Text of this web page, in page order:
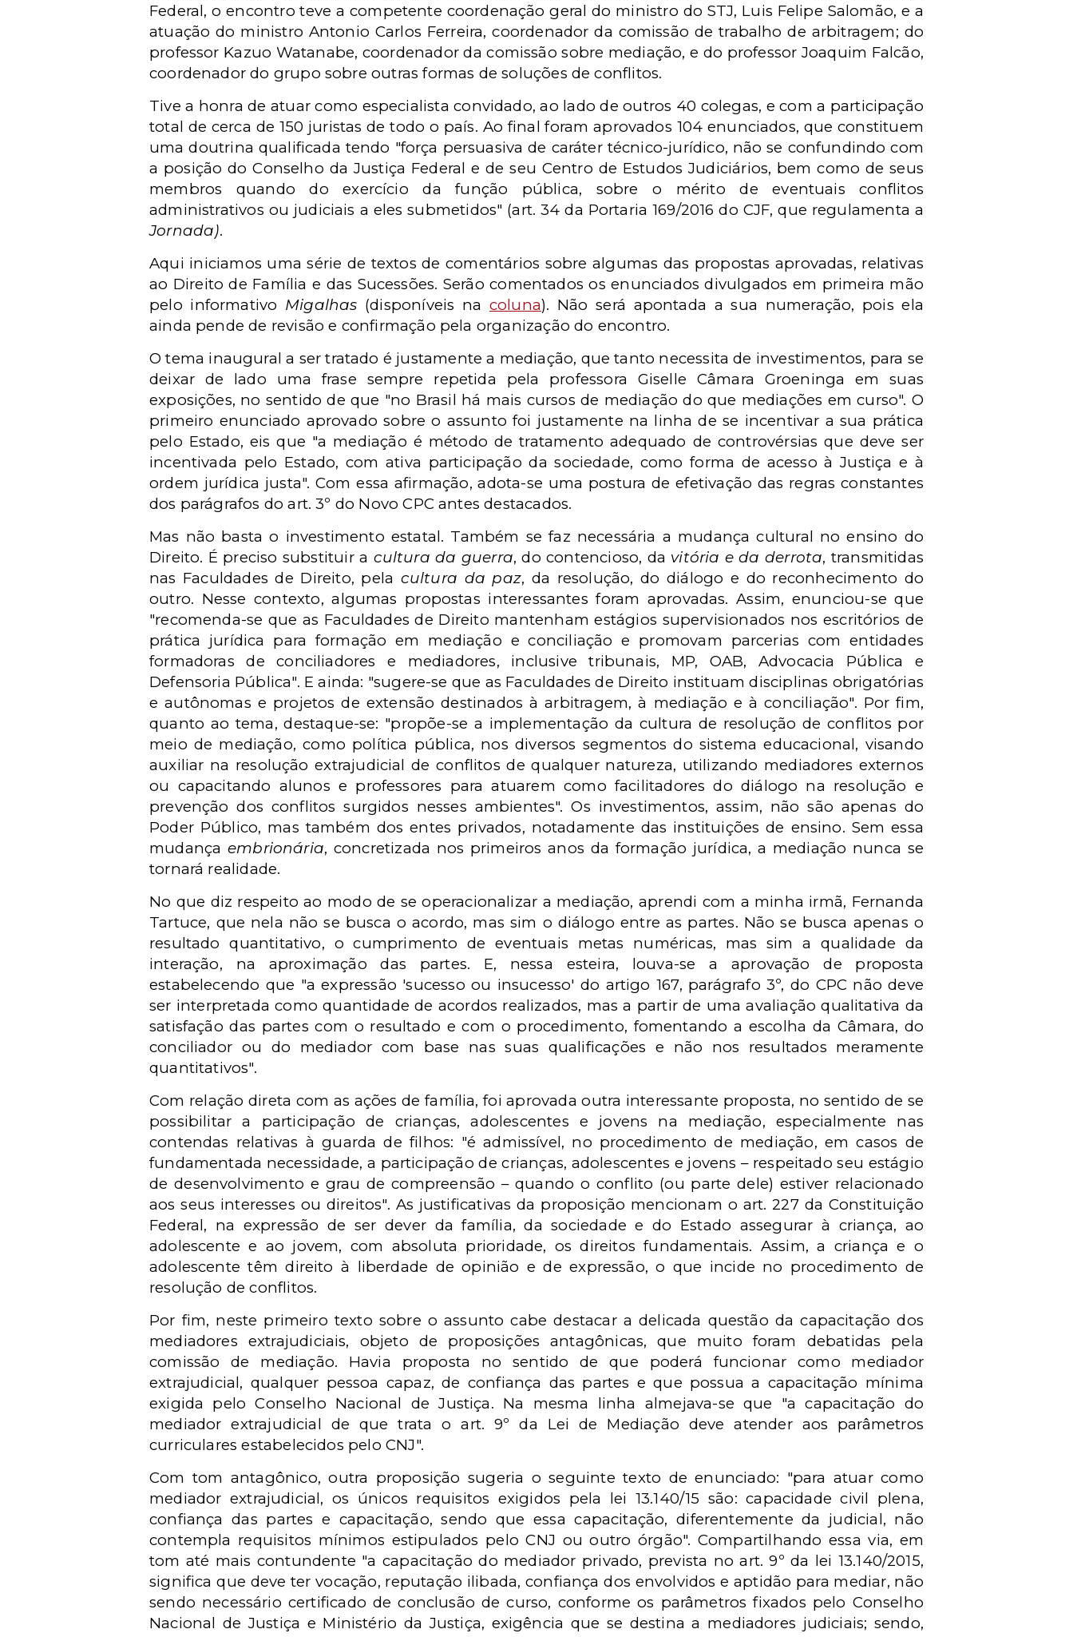
Federal, o encontro teve a competente coordenação geral do ministro do STJ, Luis Felipe Salomão, e a
atuação do ministro Antonio Carlos Ferreira, coordenador da comissão de trabalho de arbitragem; do
professor Kazuo Watanabe, coordenador da comissão sobre mediação, e do professor Joaquim Falcão,
coordenador do grupo sobre outras formas de soluções de conflitos.
Tive a honra de atuar como especialista convidado, ao lado de outros 40 colegas, e com a participação
total de cerca de 150 juristas de todo o país. Ao final foram aprovados 104 enunciados, que constituem
uma doutrina qualificada tendo "força persuasiva de caráter técnico-jurídico, não se confundindo com
a posição do Conselho da Justiça Federal e de seu Centro de Estudos Judiciários, bem como de seus
membros quando do exercício da função pública, sobre o mérito de eventuais conflitos
administrativos ou judiciais a eles submetidos" (art. 34 da Portaria 169/2016 do CJF, que regulamenta a
Jornada).
Aqui iniciamos uma série de textos de comentários sobre algumas das propostas aprovadas, relativas
ao Direito de Família e das Sucessões. Serão comentados os enunciados divulgados em primeira mão
pelo informativo Migalhas (disponíveis na coluna). Não será apontada a sua numeração, pois ela
ainda pende de revisão e confirmação pela organização do encontro.
O tema inaugural a ser tratado é justamente a mediação, que tanto necessita de investimentos, para se
deixar de lado uma frase sempre repetida pela professora Giselle Câmara Groeninga em suas
exposições, no sentido de que "no Brasil há mais cursos de mediação do que mediações em curso". O
primeiro enunciado aprovado sobre o assunto foi justamente na linha de se incentivar a sua prática
pelo Estado, eis que "a mediação é método de tratamento adequado de controvérsias que deve ser
incentivada pelo Estado, com ativa participação da sociedade, como forma de acesso à Justiça e à
ordem jurídica justa". Com essa afirmação, adota-se uma postura de efetivação das regras constantes
dos parágrafos do art. 3º do Novo CPC antes destacados.
Mas não basta o investimento estatal. Também se faz necessária a mudança cultural no ensino do
Direito. É preciso substituir a cultura da guerra, do contencioso, da vitória e da derrota, transmitidas
nas Faculdades de Direito, pela cultura da paz, da resolução, do diálogo e do reconhecimento do
outro. Nesse contexto, algumas propostas interessantes foram aprovadas. Assim, enunciou-se que
"recomenda-se que as Faculdades de Direito mantenham estágios supervisionados nos escritórios de
prática jurídica para formação em mediação e conciliação e promovam parcerias com entidades
formadoras de conciliadores e mediadores, inclusive tribunais, MP, OAB, Advocacia Pública e
Defensoria Pública". E ainda: "sugere-se que as Faculdades de Direito instituam disciplinas obrigatórias
e autônomas e projetos de extensão destinados à arbitragem, à mediação e à conciliação". Por fim,
quanto ao tema, destaque-se: "propõe-se a implementação da cultura de resolução de conflitos por
meio de mediação, como política pública, nos diversos segmentos do sistema educacional, visando
auxiliar na resolução extrajudicial de conflitos de qualquer natureza, utilizando mediadores externos
ou capacitando alunos e professores para atuarem como facilitadores do diálogo na resolução e
prevenção dos conflitos surgidos nesses ambientes". Os investimentos, assim, não são apenas do
Poder Público, mas também dos entes privados, notadamente das instituições de ensino. Sem essa
mudança embrionária, concretizada nos primeiros anos da formação jurídica, a mediação nunca se
tornará realidade.
No que diz respeito ao modo de se operacionalizar a mediação, aprendi com a minha irmã, Fernanda
Tartuce, que nela não se busca o acordo, mas sim o diálogo entre as partes. Não se busca apenas o
resultado quantitativo, o cumprimento de eventuais metas numéricas, mas sim a qualidade da
interação, na aproximação das partes. E, nessa esteira, louva-se a aprovação de proposta
estabelecendo que "a expressão 'sucesso ou insucesso' do artigo 167, parágrafo 3º, do CPC não deve
ser interpretada como quantidade de acordos realizados, mas a partir de uma avaliação qualitativa da
satisfação das partes com o resultado e com o procedimento, fomentando a escolha da Câmara, do
conciliador ou do mediador com base nas suas qualificações e não nos resultados meramente
quantitativos".
Com relação direta com as ações de família, foi aprovada outra interessante proposta, no sentido de se
possibilitar a participação de crianças, adolescentes e jovens na mediação, especialmente nas
contendas relativas à guarda de filhos: "é admissível, no procedimento de mediação, em casos de
fundamentada necessidade, a participação de crianças, adolescentes e jovens – respeitado seu estágio
de desenvolvimento e grau de compreensão – quando o conflito (ou parte dele) estiver relacionado
aos seus interesses ou direitos". As justificativas da proposição mencionam o art. 227 da Constituição
Federal, na expressão de ser dever da família, da sociedade e do Estado assegurar à criança, ao
adolescente e ao jovem, com absoluta prioridade, os direitos fundamentais. Assim, a criança e o
adolescente têm direito à liberdade de opinião e de expressão, o que incide no procedimento de
resolução de conflitos.
Por fim, neste primeiro texto sobre o assunto cabe destacar a delicada questão da capacitação dos
mediadores extrajudiciais, objeto de proposições antagônicas, que muito foram debatidas pela
comissão de mediação. Havia proposta no sentido de que poderá funcionar como mediador
extrajudicial, qualquer pessoa capaz, de confiança das partes e que possua a capacitação mínima
exigida pelo Conselho Nacional de Justiça. Na mesma linha almejava-se que "a capacitação do
mediador extrajudicial de que trata o art. 9º da Lei de Mediação deve atender aos parâmetros
curriculares estabelecidos pelo CNJ".
Com tom antagônico, outra proposição sugeria o seguinte texto de enunciado: "para atuar como
mediador extrajudicial, os únicos requisitos exigidos pela lei 13.140/15 são: capacidade civil plena,
confiança das partes e capacitação, sendo que essa capacitação, diferentemente da judicial, não
contempla requisitos mínimos estipulados pelo CNJ ou outro órgão". Compartilhando essa via, em
tom até mais contundente "a capacitação do mediador privado, prevista no art. 9º da lei 13.140/2015,
significa que deve ter vocação, reputação ilibada, confiança dos envolvidos e aptidão para mediar, não
sendo necessário certificado de conclusão de curso, conforme os parâmetros fixados pelo Conselho
Nacional de Justiça e Ministério da Justiça, exigência que se destina a mediadores judiciais; sendo,